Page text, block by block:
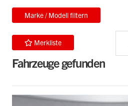
Marke / Modell filtern
Merkliste
Fahrzeuge gefunden